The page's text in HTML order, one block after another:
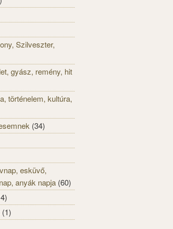
Szilveszter,
gyász, remény, hit
történelem, kultúra,
(34)
esküvő,
anyák napja (60)
(1)